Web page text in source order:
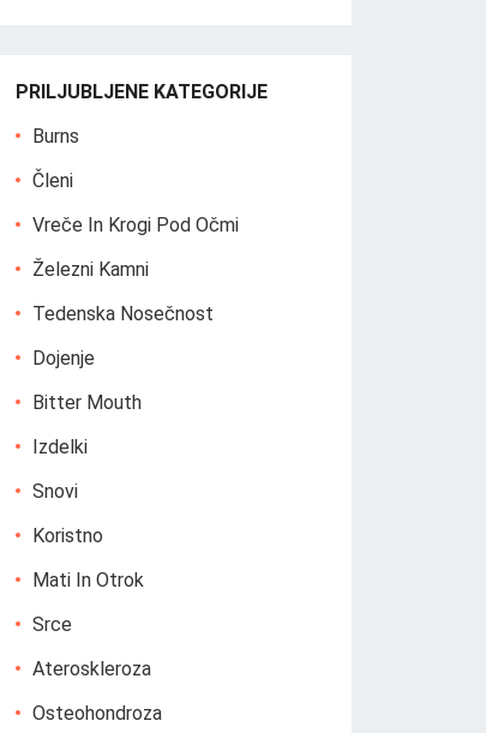
PRILJUBLJENE KATEGORIJE
Burns
Členi
Vreče In Krogi Pod Očmi
Železni Kamni
Tedenska Nosečnost
Dojenje
Bitter Mouth
Izdelki
Snovi
Koristno
Mati In Otrok
Srce
Ateroskleroza
Osteohondroza